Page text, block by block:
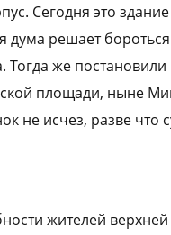
Сегодня это
дума решает
Тогда же постановили
площади, ныне
не исчез, разве что
жителей верхней